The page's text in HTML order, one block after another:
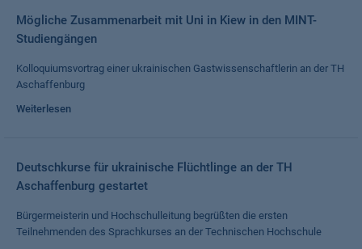
Mögliche Zusammenarbeit mit Uni in Kiew in den MINT-
Studiengängen
Kolloquiumsvortrag einer ukrainischen Gastwissenschaftlerin an der TH
Aschaffenburg
Weiterlesen
Deutschkurse für ukrainische Flüchtlinge an der TH
Aschaffenburg gestartet
Bürgermeisterin und Hochschulleitung begrüßten die ersten
Teilnehmenden des Sprachkurses an der Technischen Hochschule